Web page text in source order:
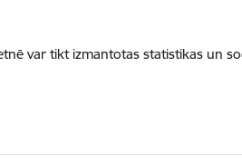
var tikt izmantotas statistikas un